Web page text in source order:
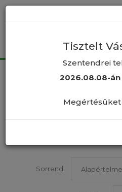
Morbidelli (MBP) Robogó
Sorrend:
Tisztelt
Szentendrei
2026.08.08-án